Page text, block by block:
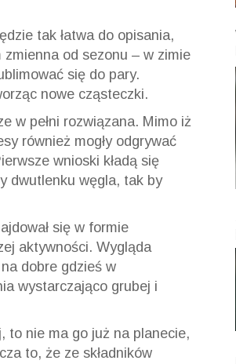
tak łatwa do opisania,
od sezonu – w zimie
się do pary.
nowe cząsteczki.
w pełni rozwiązana. Mimo iż
również mogły odgrywać
wnioski kładą się
dwutlenku węgla, tak by
się w formie
aktywności. Wygląda
dobre gdzieś w
wystarczająco grubej i
to nie ma go już na planecie,
to, że ze składników